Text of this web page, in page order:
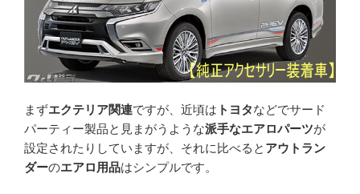
まずエクテリア関連ですが、近頃は トヨタなどでサード
パーティー製品と見まがうような派手なエアロパーツが
設定されたりしていますが、それに比べると アウトラン
ダーのエアロ用品はシンプルです。